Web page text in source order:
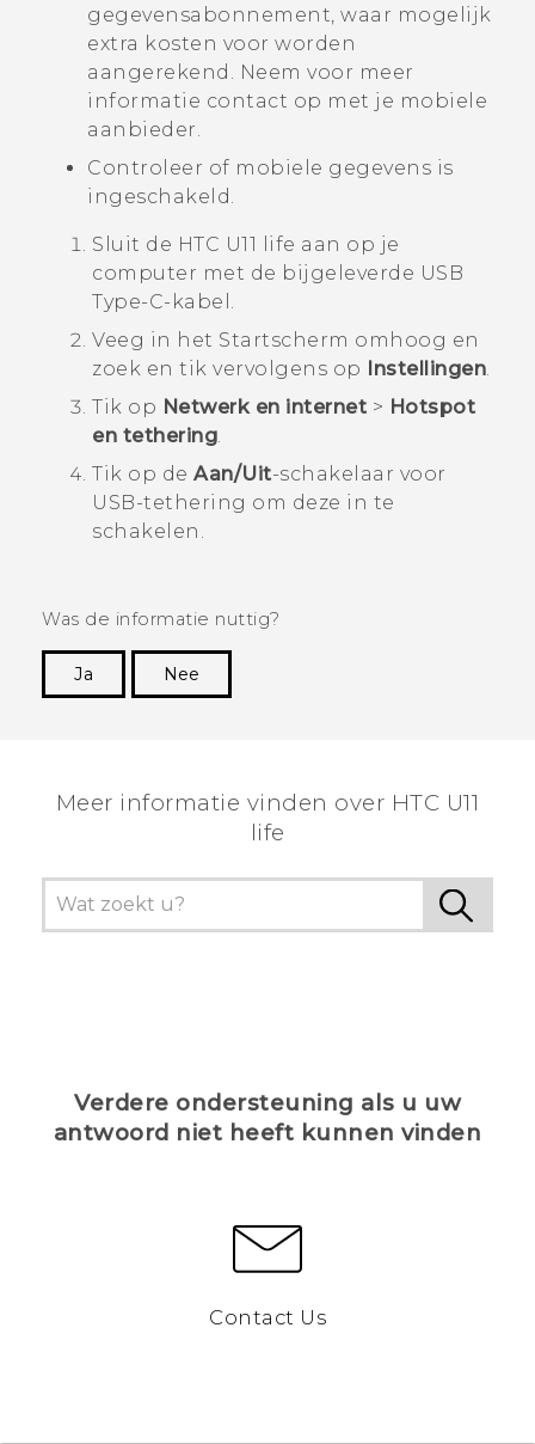
gegevensabonnement, waar mogelijk
extra kosten voor worden
aangerekend. Neem voor meer
informatie contact op met je mobiele
aanbieder.
Controleer of mobiele gegevens is
ingeschakeld.
Sluit de HTC U11 life aan op je
computer met de bijgeleverde USB
Type-C-kabel.
Veeg in het Startscherm omhoog en
zoek en tik vervolgens op
Instellingen.
Tik op Netwerk en internet > Hotspot
en tethering.
Tik op de Aan/Uit-schakelaar voor
USB-tethering om deze in te
schakelen.
Was de informatie nuttig?
Ja
Nee
Meer informatie vinden over HTC U11
life
Verdere ondersteuning als u uw
antwoord niet heeft kunnen vinden
Contact Us